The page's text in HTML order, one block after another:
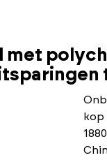
met
kop